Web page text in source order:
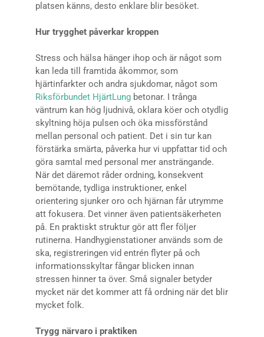
platsen känns, desto enklare blir besöket.
Hur trygghet påverkar kroppen
Stress och hälsa hänger ihop och är något som
kan leda till framtida åkommor, som
hjärtinfarkter och andra sjukdomar, något som
Riksförbundet HjärtLungbetonar. I trånga
väntrum kan hög ljudnivå, oklara köer och otydlig
skyltning höja pulsen och öka missförstånd
mellan personal och patient. Det i sin tur kan
förstärka smärta, påverka hur vi uppfattar tid och
göra samtal med personal mer ansträngande.
När det däremot råder ordning, konsekvent
bemötande, tydliga instruktioner, enkel
orientering sjunker oro och hjärnan får utrymme
att fokusera. Det vinner även patientsäkerheten
på. En praktiskt struktur gör att fler följer
rutinerna. Handhygienstationer används som de
ska, registreringen vid entrén flyter på och
informationsskyltar fångar blicken innan
stressen hinner ta över. Små signaler betyder
mycket när det kommer att få ordning när det blir
mycket folk.
Trygg närvaro i praktiken